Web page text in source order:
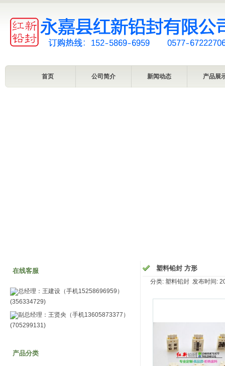
首页 公司简介 新闻动态 产品展
在线客服
总经理：王建设（手机15258696959）
(356334729)
副总经理：王贤央（手机13605873377）
(705299131)
产品分类
塑料铅封 方形
分类: 塑料铅封 发布时间: